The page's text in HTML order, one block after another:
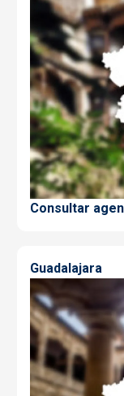
Consultar
Guadalajara